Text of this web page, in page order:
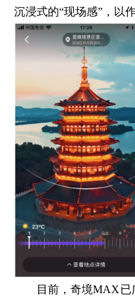
沉浸式的“现场感”，以
目前，奇境MAX已